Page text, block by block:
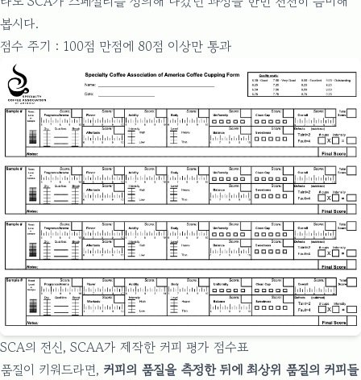
봅시다.
점수 주기 : 100점 만점에 80점 이상만 통과
SCA의 전신, SCAA가 제작한 커피 평가 점수표
품질이 키워드라면, 커피의 품질을 측정한 뒤에 최상위 품질의 커피들